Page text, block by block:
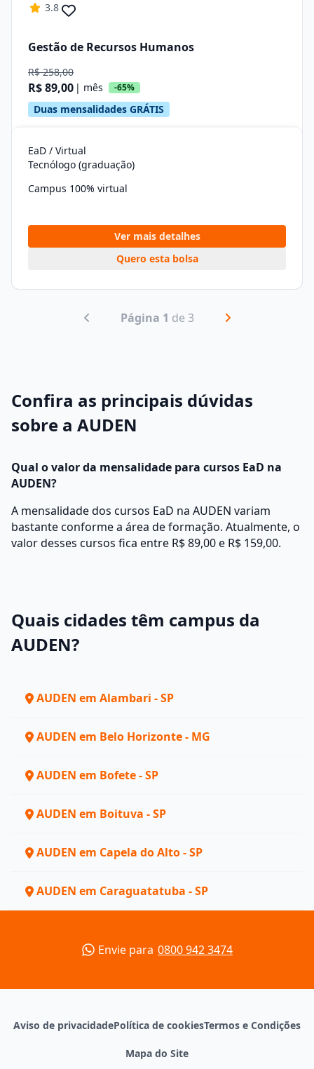
3.8
Gestão de Recursos Humanos
R$ 258,00
R$ 89,00 | mês -65%
Duas mensalidades GRÁTIS
EaD / Virtual
Tecnólogo (graduação)
Campus 100% virtual
Ver mais detalhes
Quero esta bolsa
Página 1 de 3
Confira as principais dúvidas
sobre a AUDEN
Qual o valor da mensalidade para cursos EaD na
AUDEN?
A mensalidade dos cursos EaD na AUDEN variam
bastante conforme a área de formação. Atualmente, o
valor desses cursos fica entre R$ 89,00 e R$ 159,00.
Quais cidades têm campus da
AUDEN?
AUDEN em Alambari - SP
AUDEN em Belo Horizonte - MG
AUDEN em Bofete - SP
AUDEN em Boituva - SP
AUDEN em Capela do Alto - SP
AUDEN em Caraguatatuba - SP
Envie para 0800 942 3474
Aviso de privacidadePolítica de cookiesTermos e Condições
Mapa do Site